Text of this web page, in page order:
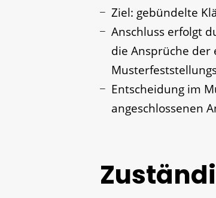
Ziel: gebündelte
Anschluss erfolgt
die Ansprüche der
Entscheidung im
angeschlossenen